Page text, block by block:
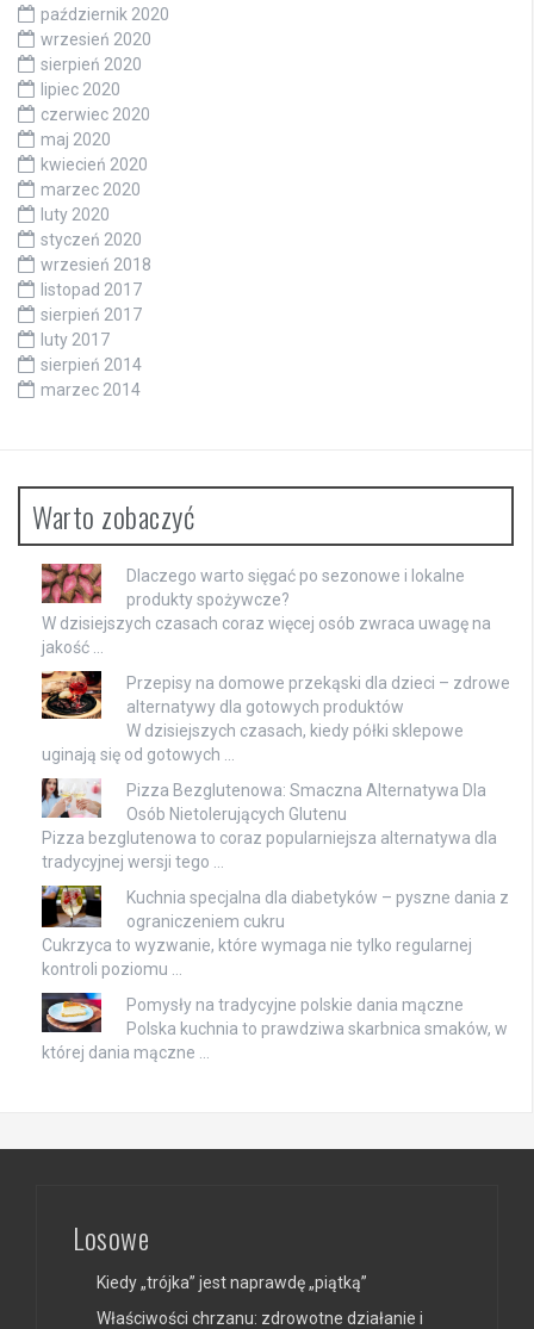
październik 2020
wrzesień 2020
sierpień 2020
lipiec 2020
czerwiec 2020
maj 2020
kwiecień 2020
marzec 2020
luty 2020
styczeń 2020
wrzesień 2018
listopad 2017
sierpień 2017
luty 2017
sierpień 2014
marzec 2014
Warto zobaczyć
Dlaczego warto sięgać po sezonowe i lokalne
produkty spożywcze?
W dzisiejszych czasach coraz więcej osób zwraca uwagę na
jakość …
Przepisy na domowe przekąski dla dzieci – zdrowe
alternatywy dla gotowych produktów
W dzisiejszych czasach, kiedy półki sklepowe
uginają się od gotowych …
Pizza Bezglutenowa: Smaczna Alternatywa Dla
Osób Nietolerujących Glutenu
Pizza bezglutenowa to coraz popularniejsza alternatywa dla
tradycyjnej wersji tego …
Kuchnia specjalna dla diabetyków – pyszne dania z
ograniczeniem cukru
Cukrzyca to wyzwanie, które wymaga nie tylko regularnej
kontroli poziomu …
Pomysły na tradycyjne polskie dania mączne
Polska kuchnia to prawdziwa skarbnica smaków, w
której dania mączne …
Losowe
Kiedy „trójka” jest naprawdę „piątką”
Właściwości chrzanu: zdrowotne działanie i